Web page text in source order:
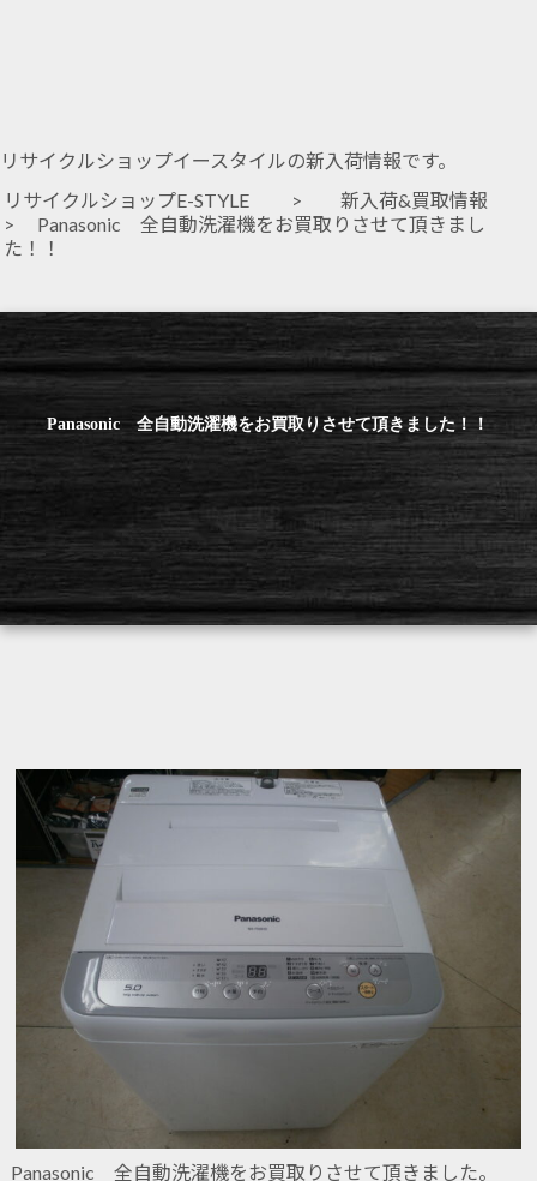
リサイクルショップイースタイルの新入荷情報です。
リサイクルショップE-STYLE
> 新入荷&買取情報
> Panasonic 全自動洗濯機をお買取りさせて頂きまし
た！！
Panasonic 全自動洗濯機をお買取りさせて頂きました！！
Panasonic 全自動洗濯機をお買取りさせて頂きました。